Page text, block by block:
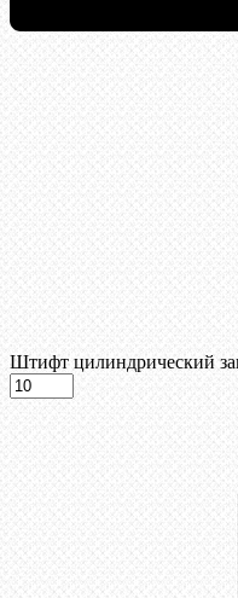
Штифт цилиндрический